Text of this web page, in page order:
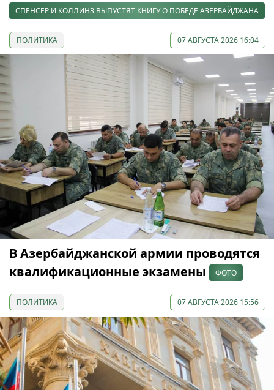
СПЕНСЕР И КОЛЛИНЗ ВЫПУСТЯТ КНИГУ О ПОБЕДЕ АЗЕРБАЙДЖАНА
ПОЛИТИКА 07 АВГУСТА 2026 16:04
В Азербайджанской армии проводятся
квалификационные экзамены
ФОТО
ПОЛИТИКА 07 АВГУСТА 2026 15:56